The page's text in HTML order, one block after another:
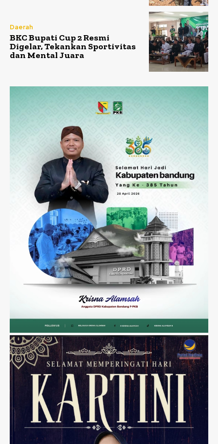
Daerah
BKC Bupati Cup 2 Resmi
Digelar, Tekankan Sportivitas
dan Mental Juara